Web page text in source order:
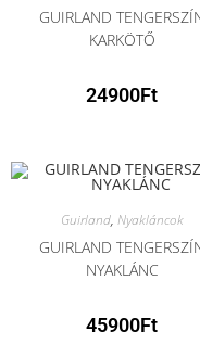
GUIRLAND
KARKÖTŐ
24900Ft
Guirland, Nyakláncok
GUIRLAND
NYAKLÁNC
45900Ft